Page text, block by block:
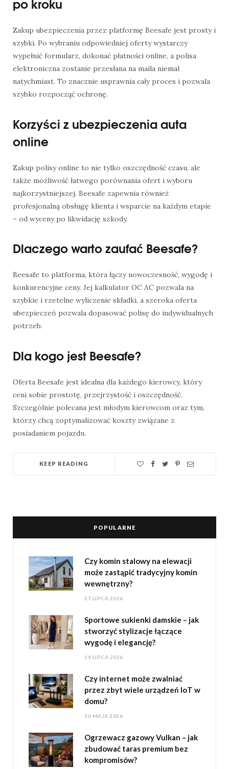
Zakup ubezpieczenia przez platformę Beesafe jest prosty i
szybki. Po wybraniu odpowiedniej oferty wystarczy
wypełnić formularz, dokonać płatności online, a polisa
elektroniczna zostanie przesłana na maila niemal
natychmiast. To znacznie usprawnia cały proces i pozwala
szybko rozpocząć ochronę.
Korzyści z ubezpieczenia auta
online
Zakup polisy online to nie tylko oszczędność czasu, ale
także możliwość łatwego porównania ofert i wyboru
najkorzystniejszej. Beesafe zapewnia również
profesjonalną obsługę klienta i wsparcie na każdym etapie
– od wyceny po likwidację szkody.
Dlaczego warto zaufać Beesafe?
Beesafe to platforma, która łączy nowoczesność, wygodę i
konkurencyjne ceny. Jej kalkulator OC AC pozwala na
szybkie i rzetelne wyliczenie składki, a szeroka oferta
ubezpieczeń pozwala dopasować polisę do indywidualnych
potrzeb.
Dla kogo jest Beesafe?
Oferta Beesafe jest idealna dla każdego kierowcy, który
ceni sobie prostotę, przejrzystość i oszczędność.
Szczególnie polecana jest młodym kierowcom oraz tym,
którzy chcą zoptymalizować koszty związane z
posiadaniem pojazdu.
KEEP READING
POPULARNE
Czy komin stalowy na elewacji
może zastąpić tradycyjny komin
wewnętrzny?
27 LIPCA 2026
Sportowe sukienki damskie – jak
stworzyć stylizacje łączące
wygodę i elegancję?
19 LIPCA 2026
Czy internet może zwalniać
przez zbyt wiele urządzeń IoT w
domu?
10 MAJA 2026
Ogrzewacz gazowy Vulkan – jak
zbudować taras premium bez
kompromisów?